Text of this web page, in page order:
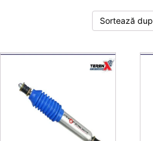
după
cele